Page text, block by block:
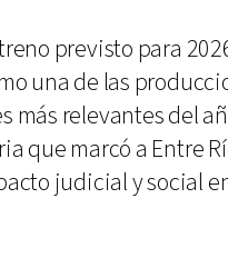
previsto para
una de las
más relevantes del
que marcó a Entre
judicial y social